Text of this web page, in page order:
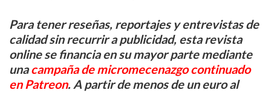
Para tener reseñas, reportajes y entrevistas de
calidad sin recurrir a publicidad, esta revista
online se financia en su mayor parte mediante
unacampaña de micromecenazgo continuado
en Patreon. A partir de menos de un euro al